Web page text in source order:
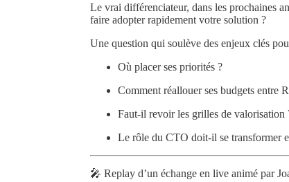
Le vrai différenciateur, dans les prochaines
faire adopter rapidement votre solution ?
Une question qui soulève des enjeux clés
Où placer ses priorités ?
Comment réallouer ses budgets entre
Faut-il revoir les grilles de valorisation
Le rôle du CTO doit-il se transformer
🎤 Replay d’un échange en live animé par